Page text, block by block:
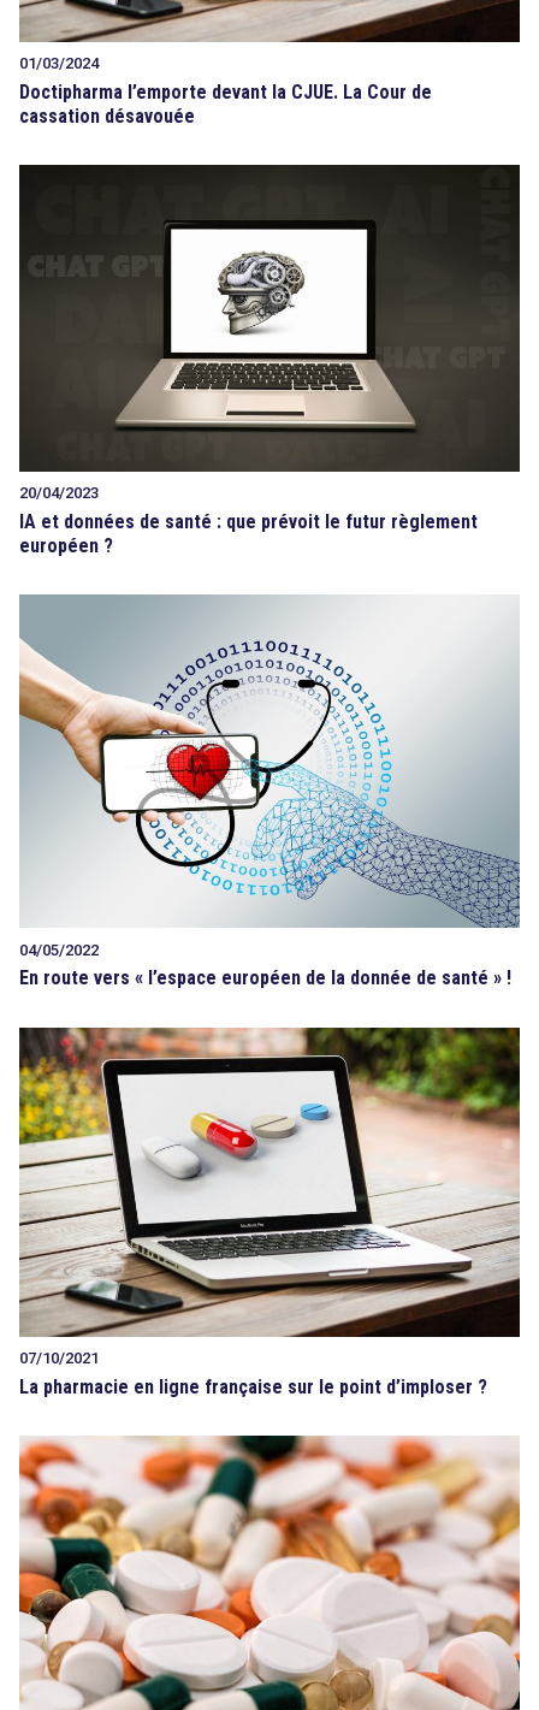
01/03/2024
Doctipharma l’emporte devant la CJUE. La Cour de
cassation désavouée
20/04/2023
IA et données de santé : que prévoit le futur règlement
européen ?
04/05/2022
En route vers « l’espace européen de la donnée de santé » !
07/10/2021
La pharmacie en ligne française sur le point d’imploser ?